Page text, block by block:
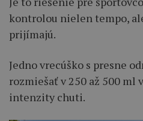
kontrolou nielen tempo,
prijímajú.
Jedno vrecúško s presne
rozmiešať v 250 až 500 ml
intenzity chuti.